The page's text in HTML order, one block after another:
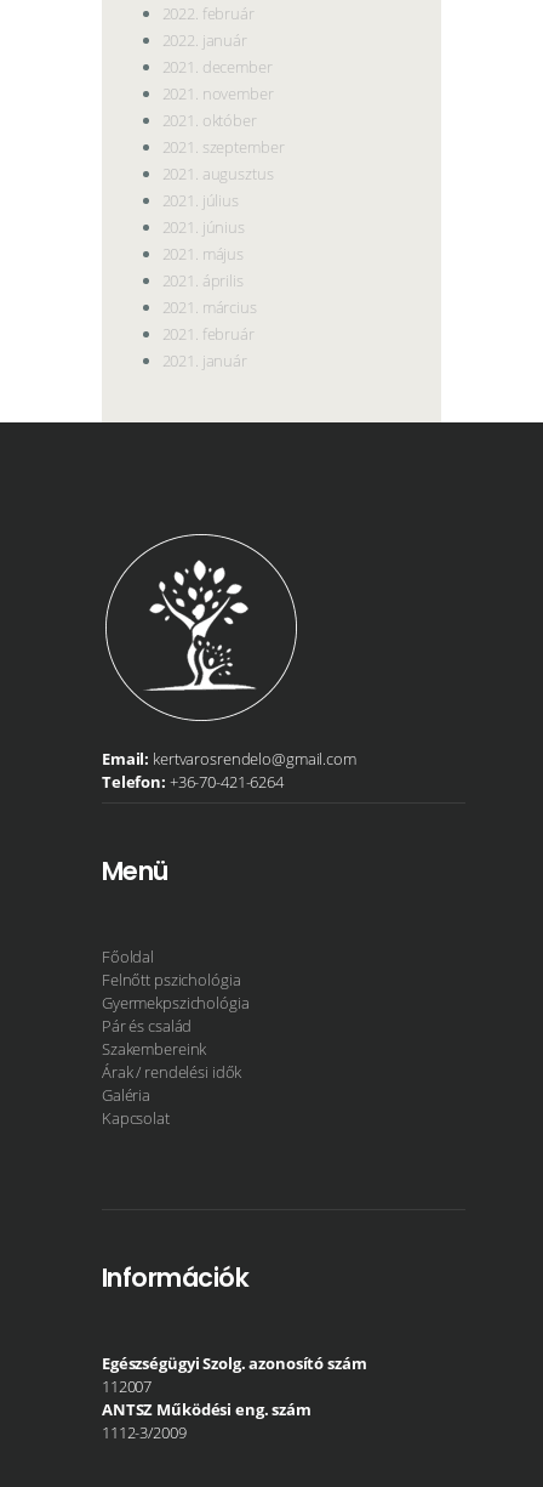
2022. február
2022. január
2021. december
2021. november
2021. október
2021. szeptember
2021. augusztus
2021. július
2021. június
2021. május
2021. április
2021. március
2021. február
2021. január
Email: kertvarosrendelo@gmail.com
Telefon: +36-70-421-6264
Menü
Főoldal
Felnőtt pszichológia
Gyermekpszichológia
Pár és család
Szakembereink
Árak / rendelési idők
Galéria
Kapcsolat
Információk
Egészségügyi Szolg. azonosító szám
112007
ANTSZ Működési eng. szám
1112-3/2009